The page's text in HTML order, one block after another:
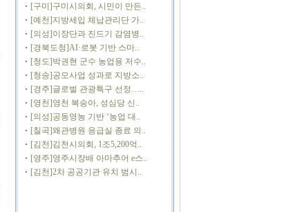
[구미]구미시의회, 시민이 만든..
[예천]지방세입 체납관리단 가..
[의성]이장단과 진드기 감염병..
[경북도청]AI·로봇 기반 스마..
[청도]박권현 군수 농업용 저수..
[청송]공모사업 성과로 지방소..
[경주]글로벌 관광특구 선정…..
[영천]영천 복숭아, 성심당 신..
[의성]공동영농 기반 ‘농업 대..
[칠곡]왜관병원 응급실 종료 의..
[김천]김천시의회, 1조5,200억..
[영주]영주시장배 아마추어 e스..
[김천]2차 공공기관 유치 범시..